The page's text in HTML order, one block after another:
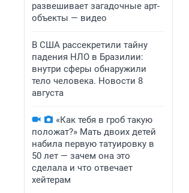
развешивает загадочные арт-
объекты — видео
В США рассекретили тайну
падения НЛО в Бразилии:
внутри сферы обнаружили
тело человека. Новости 8
августа
«Как тебя в гроб такую
положат?» Мать двоих детей
набила первую татуировку в
50 лет — зачем она это
сделала и что отвечает
хейтерам